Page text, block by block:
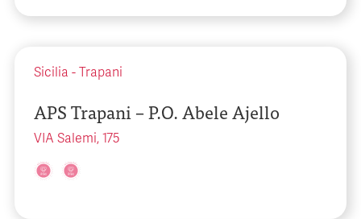
Sicilia - Trapani
APS Trapani – P.O. Abele Ajello
VIA Salemi, 175